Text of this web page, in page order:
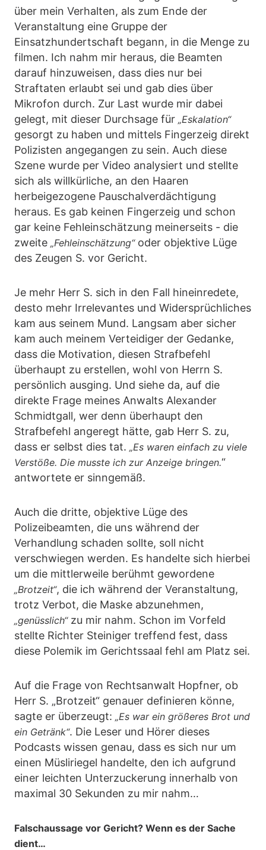
über mein Verhalten, als zum Ende der
Veranstaltung eine Gruppe der
Einsatzhundertschaft begann, in die Menge zu
filmen. Ich nahm mir heraus, die Beamten
darauf hinzuweisen, dass dies nur bei
Straftaten erlaubt sei und gab dies über
Mikrofon durch. Zur Last wurde mir dabei
gelegt, mit dieser Durchsage für „Eskalation“
gesorgt zu haben und mittels Fingerzeig direkt
Polizisten angegangen zu sein. Auch diese
Szene wurde per Video analysiert und stellte
sich als willkürliche, an den Haaren
herbeigezogene Pauschalverdächtigung
heraus. Es gab keinen Fingerzeig und schon
gar keine Fehleinschätzung meinerseits - die
zweite „Fehleinschätzung“oder objektive Lüge
des Zeugen S. vor Gericht.
Je mehr Herr S. sich in den Fall hineinredete,
desto mehr Irrelevantes und Widersprüchliches
kam aus seinem Mund. Langsam aber sicher
kam auch meinem Verteidiger der Gedanke,
dass die Motivation, diesen Strafbefehl
überhaupt zu erstellen, wohl von Herrn S.
persönlich ausging. Und siehe da, auf die
direkte Frage meines Anwalts Alexander
Schmidtgall, wer denn überhaupt den
Strafbefehl angeregt hätte, gab Herr S. zu,
dass er selbst dies tat. „Es waren einfach zu viele
Verstöße. Die musste ich zur Anzeige bringen.“
antwortete er sinngemäß.
Auch die dritte, objektive Lüge des
Polizeibeamten, die uns während der
Verhandlung schaden sollte, soll nicht
verschwiegen werden. Es handelte sich hierbei
um die mittlerweile berühmt gewordene
„Brotzeit“, die ich während der Veranstaltung,
trotz Verbot, die Maske abzunehmen,
„genüsslich“zu mir nahm. Schon im Vorfeld
stellte Richter Steiniger treffend fest, dass
diese Polemik im Gerichtssaal fehl am Platz sei.
Auf die Frage von Rechtsanwalt Hopfner, ob
Herr S. „Brotzeit“ genauer definieren könne,
sagte er überzeugt: „Es war ein größeres Brot und
ein Getränk“. Die Leser und Hörer dieses
Podcasts wissen genau, dass es sich nur um
einen Müsliriegel handelte, den ich aufgrund
einer leichten Unterzuckerung innerhalb von
maximal 30 Sekunden zu mir nahm…
Falschaussage vor Gericht? Wenn es der Sache
dient…